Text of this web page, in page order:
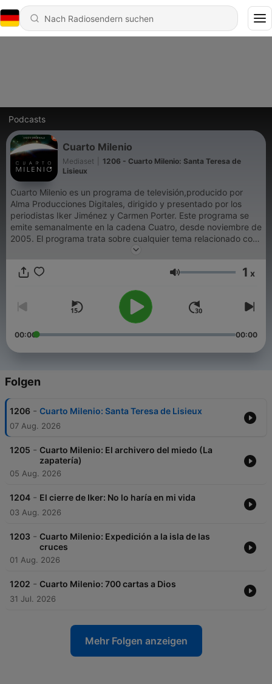
Podcasts
Cuarto Milenio
Mediaset
1206 - Cuarto Milenio: Santa Teresa de
Lisieux
Cuarto Milenio es un programa de televisión,producido por
Alma Producciones Digitales, dirigido y presentado por los
periodistas Iker Jiménez y Carmen Porter. Este programa se
emite semanalmente en la cadena Cuatro, desde noviembre de
2005. El programa trata sobre cualquier tema relacionado con
el mundo del misterio y lo desconocido, entre los que destacan
psicología, parapsicología, demonología, arqueología, historia,
participación de catedráticos y expertos en diversas materias
como psiquiatras, físicos, historiadores, antropólogos,
criminólogos, astrónomos, naturalistas, escritores o periodistas.
Es el programa de mayor antigüedad y audiencia de Cuatro.
Lautstärke 1 x
00:00 00:00
Folgen
1206 - Cuarto Milenio: Santa Teresa de Lisieux
07 Aug. 2026
1205 - Cuarto Milenio: El archivero del miedo (La
zapatería)
05 Aug. 2026
1204 - El cierre de Iker: No lo haría en mi vida
03 Aug. 2026
1203 - Cuarto Milenio: Expedición a la isla de las
cruces
01 Aug. 2026
1202 - Cuarto Milenio: 700 cartas a Dios
31 Jul. 2026
Mehr Folgen anzeigen